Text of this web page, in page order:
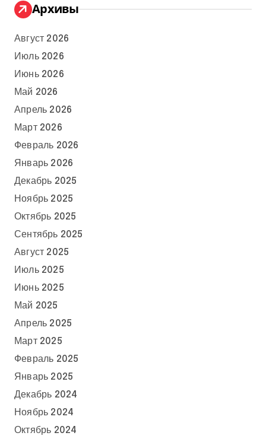
Архивы
Август 2026
Июль 2026
Июнь 2026
Май 2026
Апрель 2026
Март 2026
Февраль 2026
Январь 2026
Декабрь 2025
Ноябрь 2025
Октябрь 2025
Сентябрь 2025
Август 2025
Июль 2025
Июнь 2025
Май 2025
Апрель 2025
Март 2025
Февраль 2025
Январь 2025
Декабрь 2024
Ноябрь 2024
Октябрь 2024